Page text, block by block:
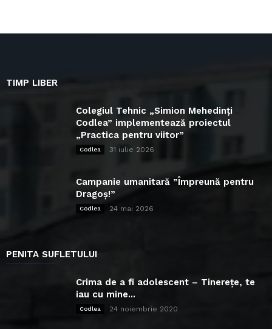
TIMP LIBER
Colegiul Tehnic „Simion Mehedinți
Codlea” implementează proiectul
„Practica pentru viitor”
Codlea 31 iulie 2026
Campanie umanitară ”Împreună pentru
Dragoș!”
Codlea 24 mai 2026
PENITA SUFLETULUI
Crima de a fi adolescent – Tinerețe, te
iau cu mine...
Codlea 24 noiembrie 2020